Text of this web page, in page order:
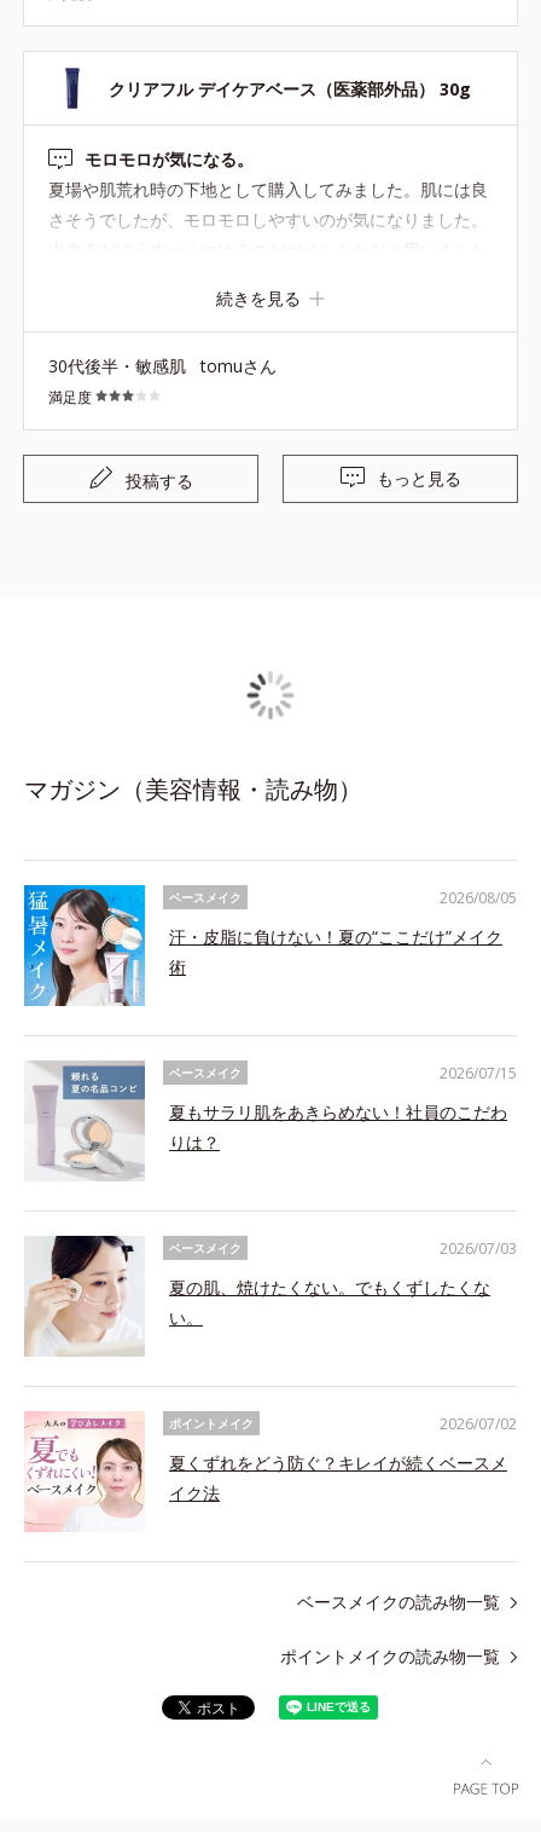
クリアフル デイケアベース（医薬部外品） 30g
モロモロが気になる。
夏場や肌荒れ時の下地として購入してみました。肌には良
さそうでしたが、モロモロしやすいのが気になりました。
続きを見る
30代後半・敏感肌 tomuさん
満足度
投稿する もっと見る
マガジン（美容情報・読み物）
ベースメイク
汗・皮脂に負けない！夏の“ここだけ”メイク
術
2026/08/05
ベースメイク
夏もサラリ肌をあきらめない！社員のこだわ
りは？
2026/07/15
ベースメイク
夏の肌、焼けたくない。でもくずしたくな
い。
2026/07/03
ポイントメイク
夏くずれをどう防ぐ？キレイが続くベースメ
イク法
2026/07/02
ベースメイクの読み物一覧
ポイントメイクの読み物一覧